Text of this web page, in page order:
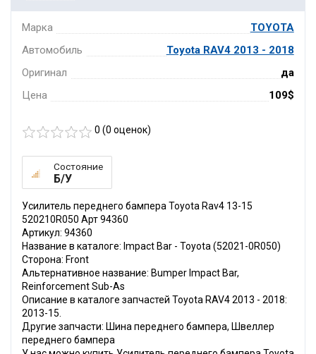
Марка
TOYOTA
Автомобиль
Toyota RAV4 2013 - 2018
Оригинал
да
Цена
109$
0 (0 оценок)
Состояние
Б/У
Усилитель переднего бампера Toyota Rav4 13-15
520210R050 Арт 94360
Артикул: 94360
Название в каталоге: Impact Bar - Toyota (52021-0R050)
Сторона: Front
Альтернативное название: Bumper Impact Bar,
Reinforcement Sub-As
Описание в каталоге запчастей Toyota RAV4 2013 - 2018:
2013-15.
Другие запчасти: Шина переднего бампера, Швеллер
переднего бампера